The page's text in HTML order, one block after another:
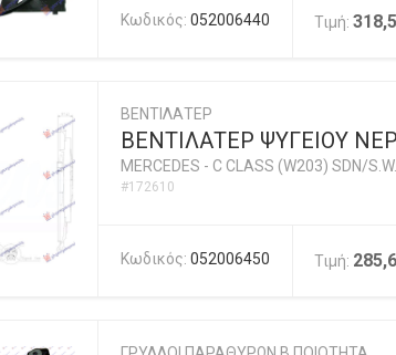
Κωδικός: 052006440 Τιμή:
ΒΕΝΤΙΛΑΤΕΡ
ΒΕΝΤΙΛΑΤΕΡ ΨΥΓΕΙΟΥ
MERCEDES - C CLASS (W203) SDN/
#172610
Κωδικός: 052006450 Τιμή: